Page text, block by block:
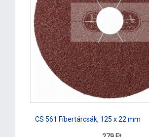
CS 561 Fíbertárcsák, 125 x 22 mm